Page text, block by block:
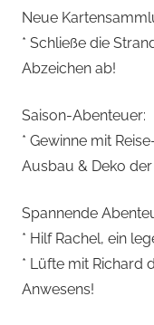
Neue
* Schließe die
Abzeichen ab!
Saison-Abenteuer:
* Gewinne mit
Ausbau & Deko
Spannende
* Hilf Rachel, ein
* Lüfte mit Richard
Anwesens!